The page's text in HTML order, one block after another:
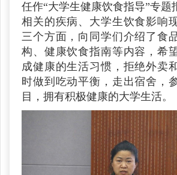
任作“大学生健康饮食指导”专题
相关的疾病、大学生饮食影响
三个方面，向同学们介绍了食
构、健康饮食指南等内容，希
成健康的生活习惯，拒绝外卖
时做到吃动平衡，走出宿舍，
目，拥有积极健康的大学生活。